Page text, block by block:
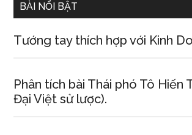
BÀI NỔI BẬT
Tướng tay thích hợp với Kinh
Phân tích bài Thái phó Tô Hiến
Đại Việt sử lược).